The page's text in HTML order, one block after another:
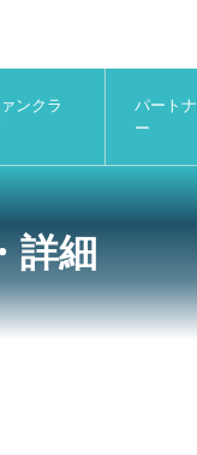
ンクラ
パートナ
ー
詳細